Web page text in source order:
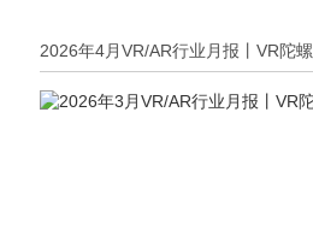
2026年4月VR/AR行业月报丨VR陀螺